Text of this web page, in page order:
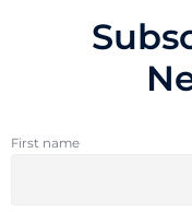
First name